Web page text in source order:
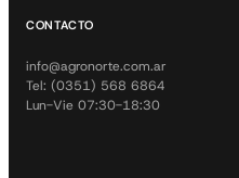
CONTACTO
info@agronorte.com.ar
Tel: (0351) 568 6864
Lun-Vie 07:30-18:30